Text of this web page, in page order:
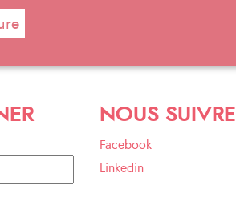
NOUS SUIVRE
Facebook
Linkedin